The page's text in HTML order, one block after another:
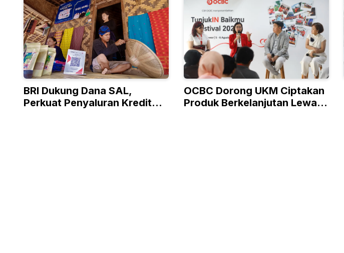
BRI Dukung Dana SAL,
Perkuat Penyaluran Kredit
OCBC Dorong UKM Ciptakan
Produk Berkelanjutan Lewat